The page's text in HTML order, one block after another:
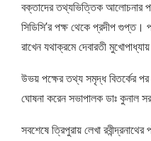
বক্তাদের তথ্যভিত্তিক আলোচনার
সিডিসি’র পক্ষ থেকে প্রদীপ
রাখেন যথাক্রমে দেবারতী
উভয় পক্ষের তথ্য সমৃদ্ধ বিতর্কের পর
ঘোষনা করেন সভাপালক ডাঃ কুনাল
সবশেষে ত্রিপুরায় লেখা